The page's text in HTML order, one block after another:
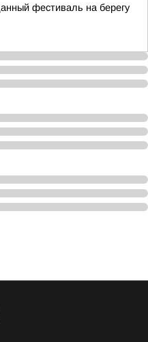
фестиваль на берегу